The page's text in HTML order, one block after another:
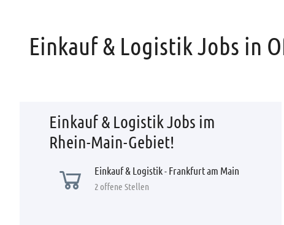
Einkauf & Logistik Jobs in
Einkauf & Logistik Jobs im
Rhein-Main-Gebiet!
Einkauf & Logistik - Frankfurt am Main
2 offene Stellen